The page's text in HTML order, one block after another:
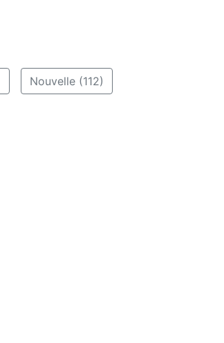
Nouvelle (112)